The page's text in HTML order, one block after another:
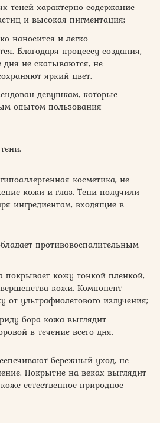
теней характерно содержание
и высокая пигментация;
наносится и легко
Благодаря процессу создания,
дня не скатываются, не
яркий цвет.
девушкам, которые
опытом пользования
косметика, не
кожи и глаз. Тени получили
ингредиентам, входящие в
противовоспалительным
покрывает кожу тонкой пленкой,
кожи. Компонент
ультрафиолетового излучения;
бора кожа выглядит
в течение всего дня.
бережный уход, не
Покрытие на веках выглядит
естественное природное